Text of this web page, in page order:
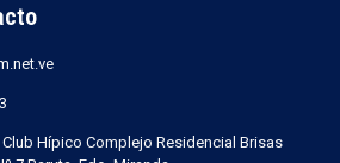
Hípico Complejo Residencial Brisas